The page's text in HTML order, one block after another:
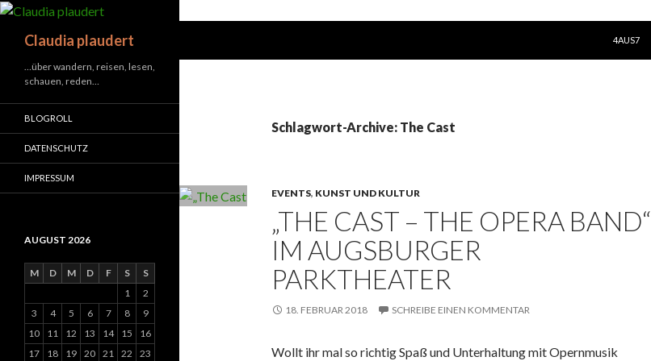
Claudia plaudert
4AUS7
Schlagwort-Archive: The Cast
EVENTS, KUNST UND KULTUR
„THE CAST – THE OPERA BAND“
IM AUGSBURGER
PARKTHEATER
18. FEBRUAR 2018 SCHREIBE EINEN KOMMENTAR
Wollt ihr mal so richtig Spaß und Unterhaltung mit Opernmusik
…über wandern, reisen, lesen,
schauen, reden…
BLOGROLL
DATENSCHUTZ
IMPRESSUM
AUGUST 2026
M D M D F S S
1
2
3
4 5 6 7 8
9
10
11 12 13 14 15
16
17
18 19 20 21 22
23